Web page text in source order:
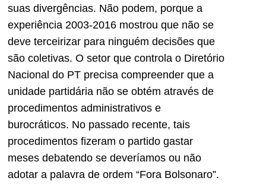
suas divergências. Não podem, porque a
experiência 2003-2016 mostrou que não se
deve terceirizar para ninguém decisões que
são coletivas. O setor que controla o Diretório
Nacional do PT precisa compreender que a
unidade partidária não se obtém através de
procedimentos administrativos e
burocráticos. No passado recente, tais
procedimentos fizeram o partido gastar
meses debatendo se deveríamos ou não
adotar a palavra de ordem “Fora Bolsonaro”.